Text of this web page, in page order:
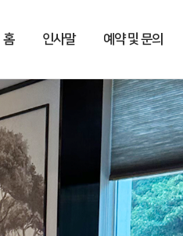
홈 인사말 예약 및 문의